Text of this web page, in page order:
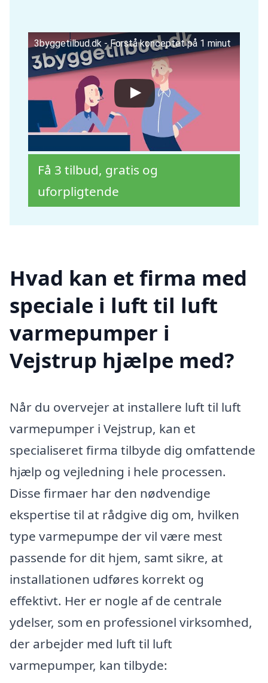
3byggetilbud.dk - Forstå konceptet på 1 minut
Få 3 tilbud, gratis og
uforpligtende
Hvad kan et firma med
speciale i luft til luft
varmepumper i
Vejstrup hjælpe med?
Når du overvejer at installere luft til luft
varmepumper i Vejstrup, kan et
specialiseret firma tilbyde dig omfattende
hjælp og vejledning i hele processen.
Disse firmaer har den nødvendige
ekspertise til at rådgive dig om, hvilken
type varmepumpe der vil være mest
passende for dit hjem, samt sikre, at
installationen udføres korrekt og
effektivt. Her er nogle af de centrale
ydelser, som en professionel virksomhed,
der arbejder med luft til luft
varmepumper, kan tilbyde: